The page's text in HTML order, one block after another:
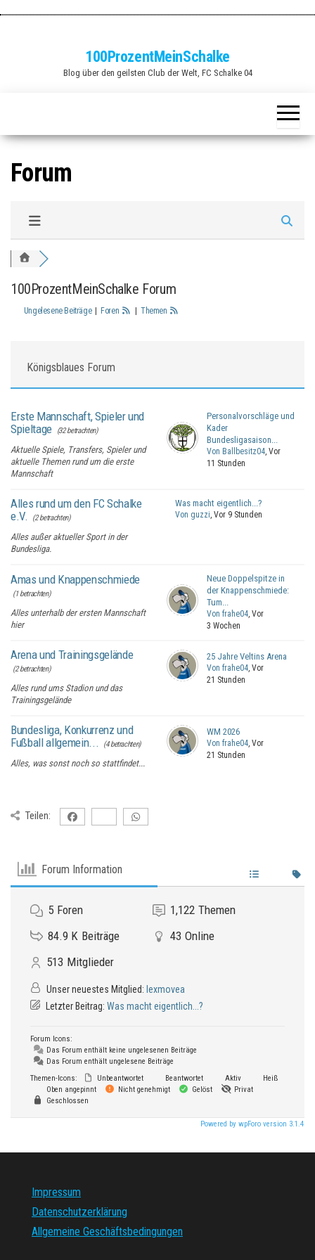
100ProzentMeinSchalke
Blog über den geilsten Club der Welt, FC Schalke 04
Forum
100ProzentMeinSchalke Forum
Ungelesene Beiträge Foren Themen
Königsblaues Forum
Erste Mannschaft, Spieler und
Spieltage
(32 betrachten)
Aktuelle Spiele, Transfers, Spieler und
aktuelle Themen rund um die erste
Mannschaft
Personalvorschläge und
Kader
Bundesligasaison...
Von Ballbesitz04, Vor
11 Stunden
Alles rund um den FC Schalke
e.V.
(2 betrachten)
Alles außer aktueller Sport in der
Bundesliga.
Was macht eigentlich...?
Von guzzi, Vor 9 Stunden
Amas und Knappenschmiede
(1 betrachten)
Alles unterhalb der ersten Mannschaft
hier
Neue Doppelspitze in
der Knappenschmiede:
Tum...
Von frahe04, Vor
3 Wochen
Arena und Trainingsgelände
(2 betrachten)
Alles rund ums Stadion und das
Trainingsgelände
25 Jahre Veltins Arena
Von frahe04, Vor
21 Stunden
Bundesliga, Konkurrenz und
Fußball allgemein...
(4 betrachten)
Alles, was sonst noch so stattfindet...
WM 2026
Von frahe04, Vor
21 Stunden
Teilen:
Forum Information
5 Foren 1,122 Themen
84.9 K Beiträge 43 Online
513 Mitglieder
Unser neuestes Mitglied: lexmovea
Letzter Beitrag: Was macht eigentlich...?
Forum Icons:
Das Forum enthält keine ungelesenen Beiträge
Das Forum enthält ungelesene Beiträge
Themen-Icons:
Unbeantwortet Beantwortet Aktiv
Heiß
Oben angepinnt
Nicht genehmigt Gelöst
Privat
Geschlossen
Powered by wpForo version 3.1.4
Impressum
Datenschutzerklärung
Allgemeine Geschäftsbedingungen